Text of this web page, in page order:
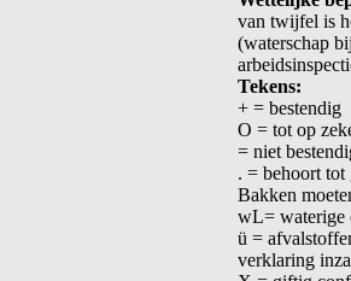
van twijfel is
(waterschap
Tekens:
+ = bestendig
O = tot op
= niet
. = behoort
Bakken
wL= waterige
ü =
verklaring